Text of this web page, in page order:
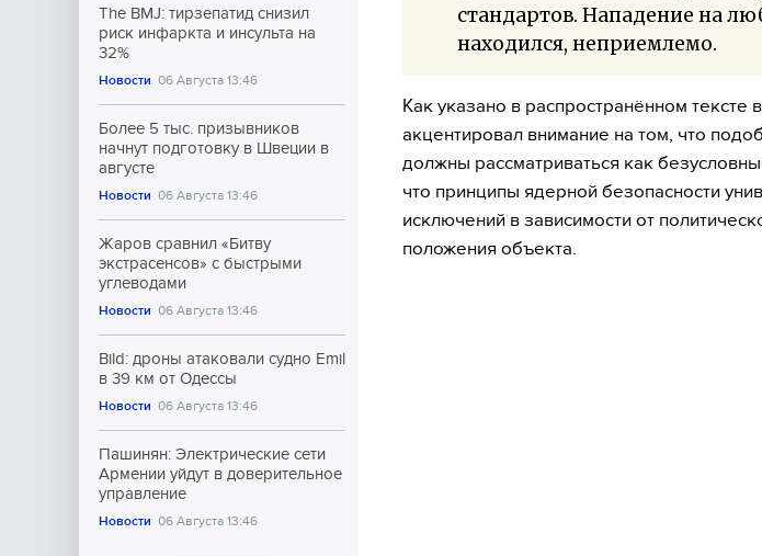
The BMJ: тирзепатид снизил
риск инфаркта и инсульта на
32%
Новости 06 Августа 13:46
Более 5 тыс. призывников
начнут подготовку в Швеции в
августе
Новости 06 Августа 13:46
Жаров сравнил «Битву
экстрасенсов» с быстрыми
углеводами
Новости 06 Августа 13:46
Bild: дроны атаковали судно Emil
в 39 км от Одессы
Новости 06 Августа 13:46
Пашинян: Электрические сети
Армении уйдут в доверительное
управление
Новости 06 Августа 13:46
стандартов. Нападение на
находился, неприемлемо.
Как указано в распространённом тексте
акцентировал внимание на том, что
должны рассматриваться как
что принципы ядерной безопасности
исключений в зависимости от
положения объекта.